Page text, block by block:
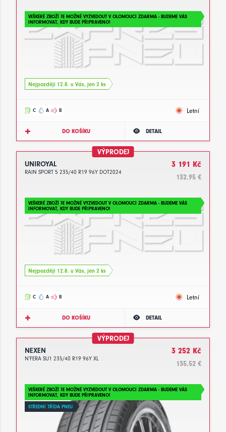
VEŠKERÉ ZBOŽÍ JE MOŽNÉ VYZVEDOUT V OLOMOUCI ZDARMA - BUDEME VÁS
INFORMOVAT, KDY BUDE PŘIPRAVENO!
Nejpozději 12.8. u Vás, jen 2 ks
C A B Letní
DO KOŠÍKU DETAIL
VÝPRODEJ
UNIROYAL
RAIN SPORT 5 235/40 R19 96Y DOT2024
3 191 Kč
132.95 €
VEŠKERÉ ZBOŽÍ JE MOŽNÉ VYZVEDOUT V OLOMOUCI ZDARMA - BUDEME VÁS
INFORMOVAT, KDY BUDE PŘIPRAVENO!
Nejpozději 12.8. u Vás, jen 2 ks
C A B Letní
DO KOŠÍKU DETAIL
VÝPRODEJ
NEXEN
N'FERA SU1 235/40 R19 96Y XL
3 252 Kč
135.52 €
VEŠKERÉ ZBOŽÍ JE MOŽNÉ VYZVEDOUT V OLOMOUCI ZDARMA - BUDEME VÁS
INFORMOVAT, KDY BUDE PŘIPRAVENO!
STŘEDNÍ TŘÍDA PNEU